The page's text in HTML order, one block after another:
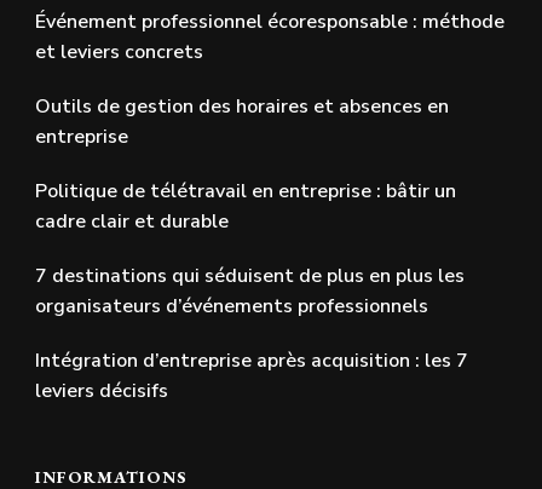
Événement professionnel écoresponsable : méthode
et leviers concrets
Outils de gestion des horaires et absences en
entreprise
Politique de télétravail en entreprise : bâtir un
cadre clair et durable
7 destinations qui séduisent de plus en plus les
organisateurs d’événements professionnels
Intégration d’entreprise après acquisition : les 7
leviers décisifs
INFORMATIONS